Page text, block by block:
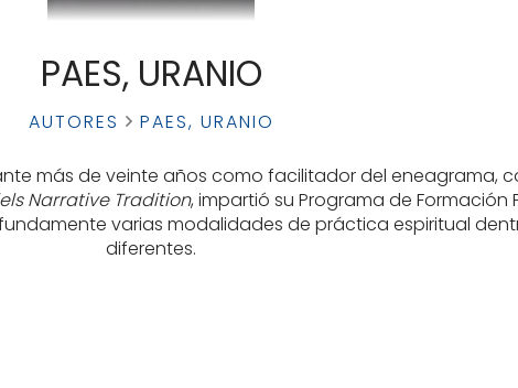
PAES, URANIO
AUTORES PAES, URANIO
más de veinte años como facilitador del eneagrama,
Narrative Tradition, impartió su Programa de Formación
varias modalidades de práctica espiritual
diferentes.